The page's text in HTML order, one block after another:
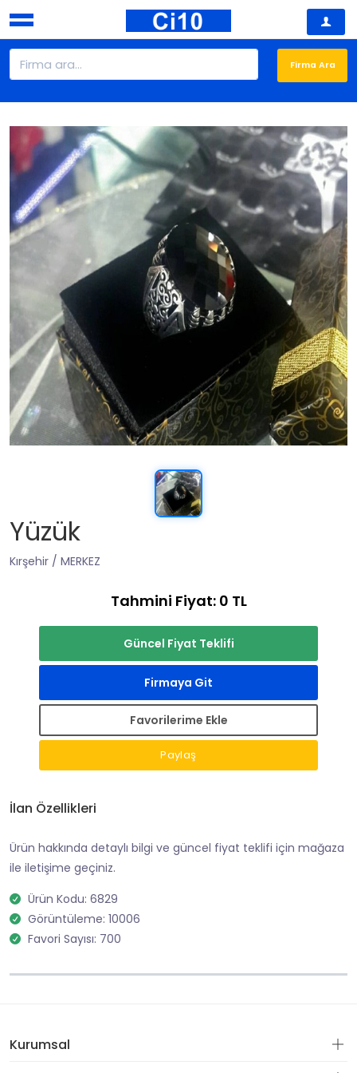
Yüzük
Kırşehir / MERKEZ
Tahmini Fiyat: 0 TL
Güncel Fiyat Teklifi
Firmaya Git
Favorilerime Ekle
Paylaş
İlan Özellikleri
Ürün hakkında detaylı bilgi ve güncel fiyat teklifi için mağaza
ile iletişime geçiniz.
Ürün Kodu: 6829
Görüntüleme: 10006
Favori Sayısı: 700
Kurumsal